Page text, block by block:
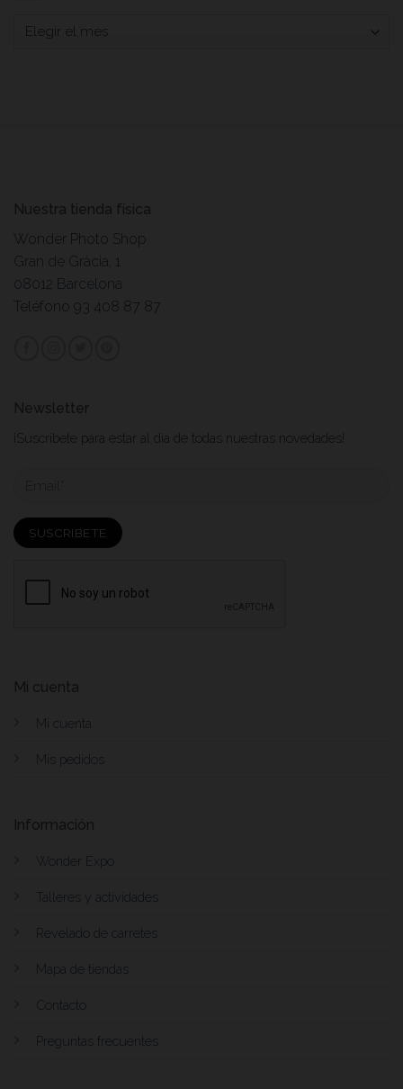
Archivos
Nuestra tienda física
Wonder Photo Shop
Gran de Gràcia, 1
08012 Barcelona
Teléfono 93 408 87 87
Mi cuenta
Mi cuenta
Mis pedidos
Información
Wonder Expo
Talleres y actividades
Revelado de carretes
Mapa de tiendas
Contacto
Preguntas frecuentes
Newsletter
¡Suscribete para estar al dia de todas nuestras novedades!